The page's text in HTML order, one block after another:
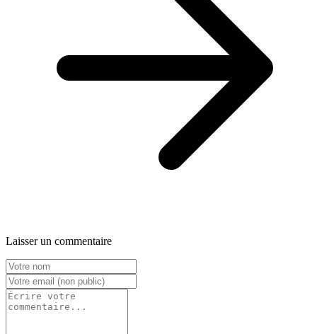
Laisser un commentaire